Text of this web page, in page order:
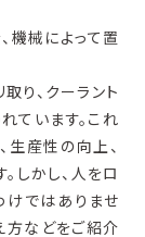
機械によって置
り、クーラント
ています。これ
生産性の向上、
しかし、人をロ
けではありませ
方などをご紹介